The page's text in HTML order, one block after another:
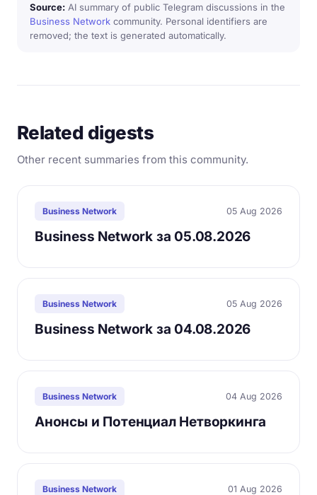
Source: AI summary of public Telegram discussions in the
Business Network community. Personal identifiers are
removed; the text is generated automatically.
Related digests
Other recent summaries from this community.
Business Network 05 Aug 2026
Business Network за 05.08.2026
Business Network 05 Aug 2026
Business Network за 04.08.2026
Business Network 04 Aug 2026
Анонсы и Потенциал Нетворкинга
Business Network 01 Aug 2026